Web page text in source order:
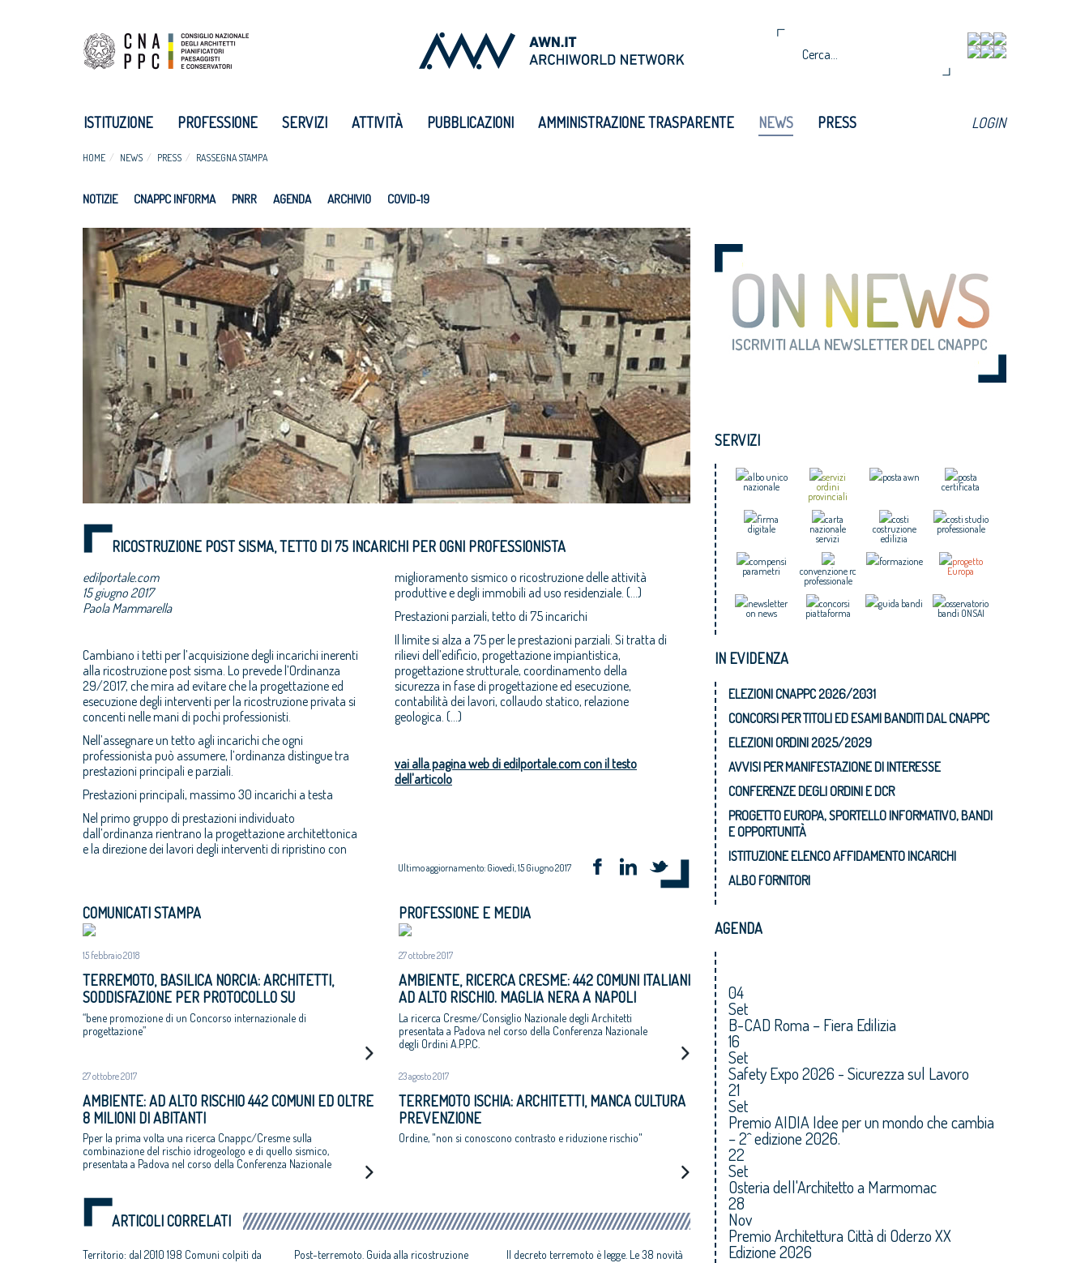
ISTITUZIONE PROFESSIONE SERVIZI ATTIVITÀ PUBBLICAZIONI AMMINISTRAZIONE TRASPARENTE NEWS PRESS LOGIN
HOME NEWS PRESS RASSEGNA STAMPA
NOTIZIE CNAPPC INFORMA PNRR AGENDA ARCHIVIO COVID-19
RICOSTRUZIONE POST SISMA, TETTO DI 75 INCARICHI PER OGNI PROFESSIONISTA
edilportale.com
15 giugno 2017
Paola Mammarella
Cambiano i tetti per l’acquisizione degli incarichi inerenti
alla ricostruzione post sisma. Lo prevede l’Ordinanza
29/2017, che mira ad evitare che la progettazione ed
esecuzione degli interventi per la ricostruzione privata si
concenti nelle mani di pochi professionisti.
Nell’assegnare un tetto agli incarichi che ogni
professionista può assumere, l’ordinanza distingue tra
prestazioni principali e parziali.
Prestazioni principali, massimo 30 incarichi a testa
Nel primo gruppo di prestazioni individuato
dall’ordinanza rientrano la progettazione architettonica
e la direzione dei lavori degli interventi di ripristino con
miglioramento sismico o ricostruzione delle attività
produttive e degli immobili ad uso residenziale. (...)
Prestazioni parziali, tetto di 75 incarichi
Il limite si alza a 75 per le prestazioni parziali. Si tratta di
rilievi dell’edificio, progettazione impiantistica,
progettazione strutturale, coordinamento della
sicurezza in fase di progettazione ed esecuzione,
contabilità dei lavori, collaudo statico, relazione
geologica. (...)
vai alla pagina web di edilportale.com con il testo
dell'articolo
Ultimo aggiornamento: Giovedì, 15 Giugno 2017
COMUNICATI STAMPA
15 febbraio 2018
TERREMOTO, BASILICA NORCIA: ARCHITETTI,
SODDISFAZIONE PER PROTOCOLLO SU
RICOSTRUZIONE
“bene promozione di un Concorso internazionale di
progettazione”
27 ottobre 2017
AMBIENTE: AD ALTO RISCHIO 442 COMUNI ED OLTRE
8 MILIONI DI ABITANTI
Pper la prima volta una ricerca Cnappc/Cresme sulla
combinazione del rischio idrogeologo e di quello sismico,
presentata a Padova nel corso della Conferenza Nazionale
PROFESSIONE E MEDIA
27 ottobre 2017
AMBIENTE, RICERCA CRESME: 442 COMUNI ITALIANI
AD ALTO RISCHIO. MAGLIA NERA A NAPOLI
La ricerca Cresme/Consiglio Nazionale degli Architetti
presentata a Padova nel corso della Conferenza Nazionale
degli Ordini A.P.P.C.
23 agosto 2017
TERREMOTO ISCHIA: ARCHITETTI, MANCA CULTURA
PREVENZIONE
Ordine, "non si conoscono contrasto e riduzione rischio"
ARTICOLI CORRELATI
Territorio: dal 2010 198 Comuni colpiti da
Post-terremoto. Guida alla ricostruzione
Il decreto terremoto è legge. Le 38 novità
SERVIZI
albo unico
nazionale
servizi
ordini
provinciali
posta awn
posta
certificata
firma
digitale
carta
nazionale
servizi
costi
costruzione
edilizia
costi studio
professionale
compensi
parametri
convenzione rc
professionale
formazione
progetto
Europa
newsletter
on news
concorsi
piattaforma
guida bandi
osservatorio
bandi ONSAI
IN EVIDENZA
ELEZIONI CNAPPC 2026/2031
CONCORSI PER TITOLI ED ESAMI BANDITI DAL CNAPPC
ELEZIONI ORDINI 2025/2029
AVVISI PER MANIFESTAZIONE DI INTERESSE
CONFERENZE DEGLI ORDINI E DCR
PROGETTO EUROPA, SPORTELLO INFORMATIVO, BANDI
E OPPORTUNITÀ
ISTITUZIONE ELENCO AFFIDAMENTO INCARICHI
ALBO FORNITORI
AGENDA
04
Set
B-CAD Roma – Fiera Edilizia
16
Set
Safety Expo 2026 - Sicurezza sul Lavoro
21
Set
Premio AIDIA Idee per un mondo che cambia
– 2^ edizione 2026.
22
Set
Osteria dell'Architetto a Marmomac
28
Nov
Premio Architettura Città di Oderzo XX
Edizione 2026